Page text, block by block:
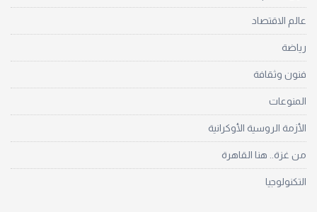
عالم الاقتصاد
رياضة
فنون وثقافة
المنوعات
الأزمة الروسية الأوكرانية
من غزة.. هنا القاهرة
التكنولوجيا